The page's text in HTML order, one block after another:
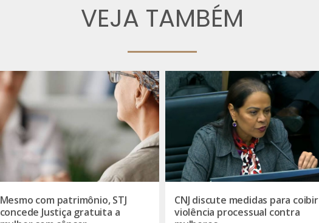
VEJA TAMBÉM
Mesmo com patrimônio, STJ
concede Justiça gratuita a
CNJ discute medidas para coibir
violência processual contra